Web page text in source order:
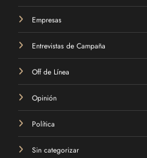
Empresas
Entrevistas de Campaña
Off de Línea
Opinión
Política
Sin categorizar